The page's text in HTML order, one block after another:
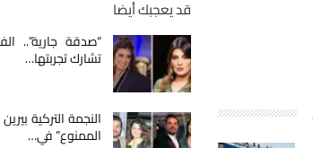
قد يعجبك أيضا
“صدقة جارية”..
تشارك تجربتها…
النجمة التركية
الممنوع” في…